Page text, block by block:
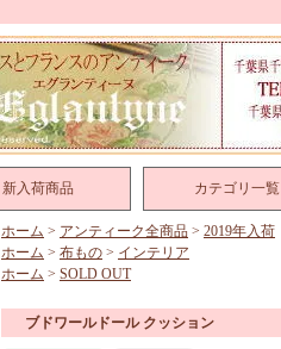
新入荷商品 カテゴリ一覧
ホーム > アンティーク全商品 > 2019年入荷
ホーム > 布もの > インテリア
ホーム > SOLD OUT
ブドワールドール クッション